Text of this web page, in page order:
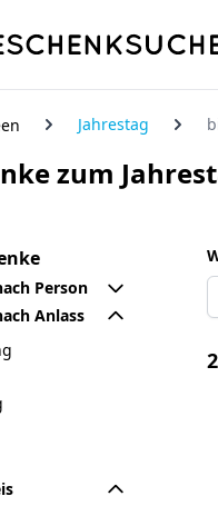
Jahrestag
zum
Person
Anlass